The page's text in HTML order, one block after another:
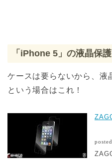
「iPhone 5」の液晶保
ケースは要らないから、液
という場合はこれ！